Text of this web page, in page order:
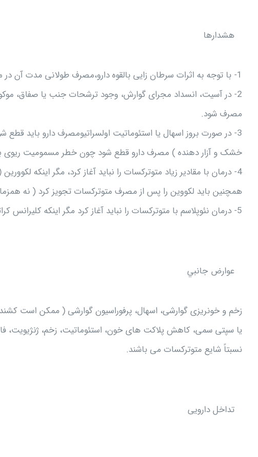
هشدارها
1- با توجه به اثرات سرطان زایی بالقوه دارو،مصرف طولانی مدت آن در موارد غیر نئوپلاسم باید با احتیاط فراوان صورت گیرد.
2- در آسیت، انسداد مجرای گوارش، وجود ترشحات جنب یا صفاق،
مصرف شود.
3- در صورت بروز اسهال یا استئوماتیت اولسراتیومصرف دارو
خشک و آزار دهنده ) مصرف دارو قطع شود چون خطر مسمومیت ریوی
4- درمان با مقادیر زیاد متوترکسات را نباید آغاز کرد، مگر اینکه
همچنین باید لکووین را پس از مصرف متوترکسات تجویز کرد ( نه
5- درمان نئوپلاسم با متوترکسات را نباید آغاز کرد مگر اینکه کلیرانس کراتینین و غلظت کراتینین سرم در حد طبیعی باشد.
عوارض جانبي
زخم و خونریزی گوارشی، اسهال، پرفوراسیون گوارشی ( ممکن است
یا سپتی سمی، کاهش پلاکت های خون، استئوماتیت، زخم، ژنژیویت،
نسبتاً شایع متوترکسات می باشند.
تداخل دارویی